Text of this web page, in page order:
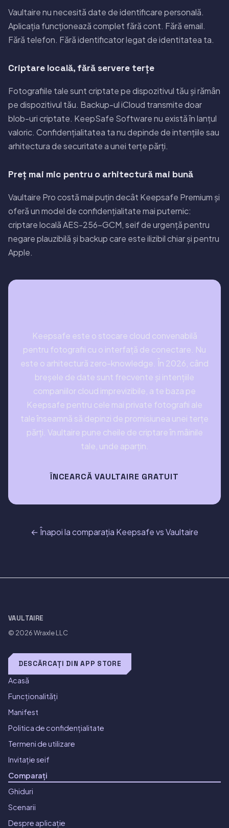
Vaultaire nu necesită date de identificare personală.
Aplicația funcționează complet fără cont. Fără email.
Fără telefon. Fără identificator legat de identitatea ta.
Criptare locală, fără servere terțe
Fotografiile tale sunt criptate pe dispozitivul tău și rămân
pe dispozitivul tău. Backup-ul iCloud transmite doar
blob-uri criptate. KeepSafe Software nu există în lanțul
valoric. Confidențialitatea ta nu depinde de intențiile sau
arhitectura de securitate a unei terțe părți.
Preț mai mic pentru o arhitectură mai bună
Vaultaire Pro costă mai puțin decât Keepsafe Premium și
oferă un model de confidențialitate mai puternic:
criptare locală AES-256-GCM, seif de urgență pentru
negare plauzibilă și backup care este ilizibil chiar și pentru
Apple.
Keepsafe este o stocare cloud convenabilă
pentru fotografii cu o interfață de conectare. Nu
este o arhitectură zero-knowledge. În 2026, când
breșele de date sunt frecvente și intențiile
companiilor cloud imprevizibile, a te baza pe
Keepsafe pentru cele mai private fotografii ale
tale înseamnă să depinzi de promisiunea unei terțe
părți. Vaultaire pune cheile de criptare în mâinile
tale, unde aparțin.
ÎNCEARCĂ VAULTAIRE GRATUIT
← Înapoi la comparația Keepsafe vs Vaultaire
VAULTAIRE
© 2026Wraxle LLC
DESCĂRCAȚI DIN APP STORE
Acasă
Funcționalități
Manifest
Politica de confidențialitate
Termeni de utilizare
Invitație seif
Comparați
Ghiduri
Scenarii
Despre aplicație